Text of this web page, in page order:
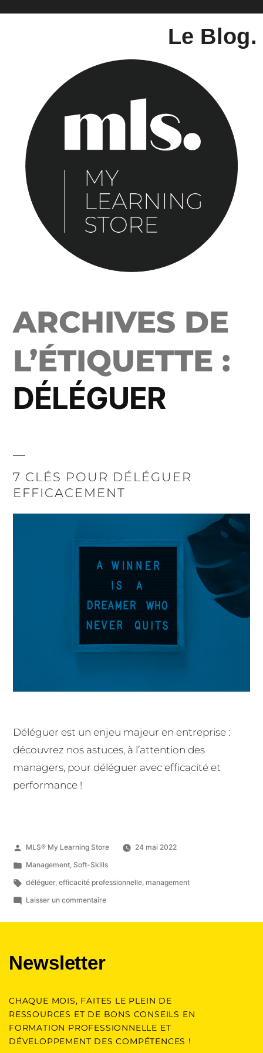
Le Blog.
ARCHIVES DE
L’ÉTIQUETTE :
DÉLÉGUER
7 CLÉS POUR DÉLÉGUER
EFFICACEMENT
Déléguer est un enjeu majeur en entreprise :
découvrez nos astuces, à l’attention des
managers, pour déléguer avec efficacité et
performance !
MLS® My Learning Store
24 mai 2022
Management Soft-Skills
déléguer,efficacité professionnelle management
Laisser un commentaire
Newsletter
CHAQUE MOIS, FAITES LE PLEIN DE
RESSOURCES ET DE BONS CONSEILS EN
FORMATION PROFESSIONNELLE ET
DÉVELOPPEMENT DES COMPÉTENCES !